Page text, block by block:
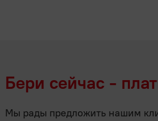
Бери сейчас -
Мы рады предложить нашим